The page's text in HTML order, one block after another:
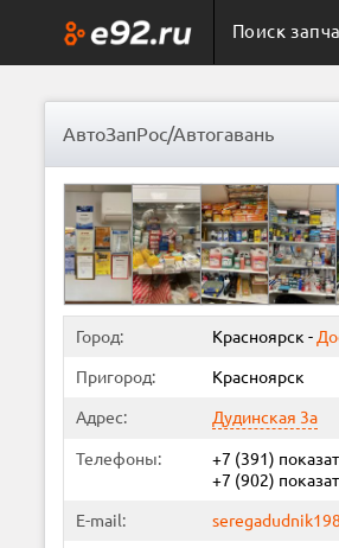
Поиск
АвтоЗапРос/Автогавань
Город: Красноярск -
Пригород: Красноярск
Адрес: Дудинская 3а
Телефоны: +7 (391)
+7 (902)
E-mail: